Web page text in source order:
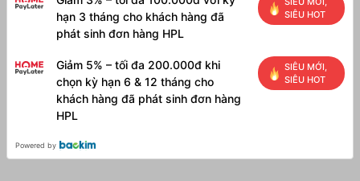
hạn 3 tháng cho khách hàng đã
phát sinh đơn hàng HPL
SIÊU HOT
Giảm 5% – tối đa 200.000đ khi
chọn kỳ hạn 6 & 12 tháng cho
khách hàng đã phát sinh đơn hàng
HPL
SIÊU MỚI,
SIÊU HOT
Powered by